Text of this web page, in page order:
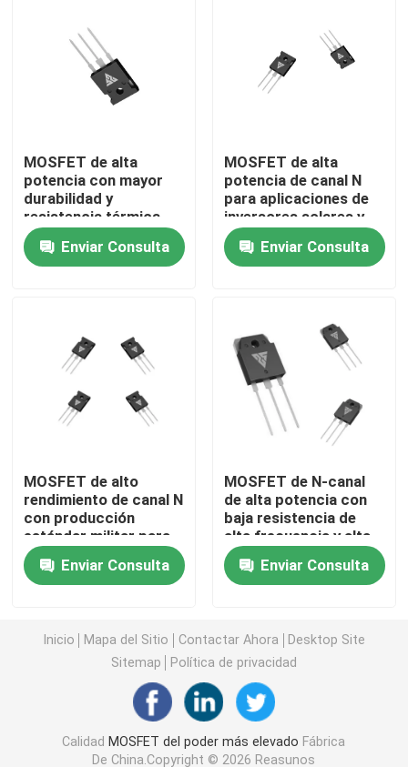
Control de calidad
Noticias
Solicitar una cita
MOSFET de carburo de silicio
MOSFET de súper unión
MOSFET de alto voltaje
MOSFET de bajo voltaje
IGBT de alta potencia
Diodos de barrera de Schottky
Semiconductor de alta potencia
MOSFET de alta
potencia con mayor
durabilidad y
resistencia térmica
para aplicaciones de
configuración tipo N
Enviar Consulta
MOSFET de alta
potencia de canal N
para aplicaciones de
inversores solares y
convertidores de
CC/DCEnviar Consulta
MOSFET de alto
rendimiento de canal N
con producción
estándar militar para
aplicaciones de
inversores solares
Enviar Consulta
MOSFET de N-canal
de alta potencia con
baja resistencia de
alta frecuencia y alta
eficiencia para
aplicaciones
industriales
Enviar Consulta
Inicio Mapa del Sitio Contactar Ahora
Desktop Site
Sitemap
Política de privacidad
Calidad MOSFET del poder más elevado Fábrica
De China.Copyright © 2026 Reasunos